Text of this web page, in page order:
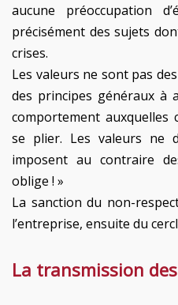
aucune préoccupation
précisément des sujets
crises.
Les valeurs ne sont pas
des principes généraux à
comportement auxquelles
se plier. Les valeurs ne
imposent au contraire
oblige ! »
La sanction du non-
l’entreprise, ensuite du
La transmission